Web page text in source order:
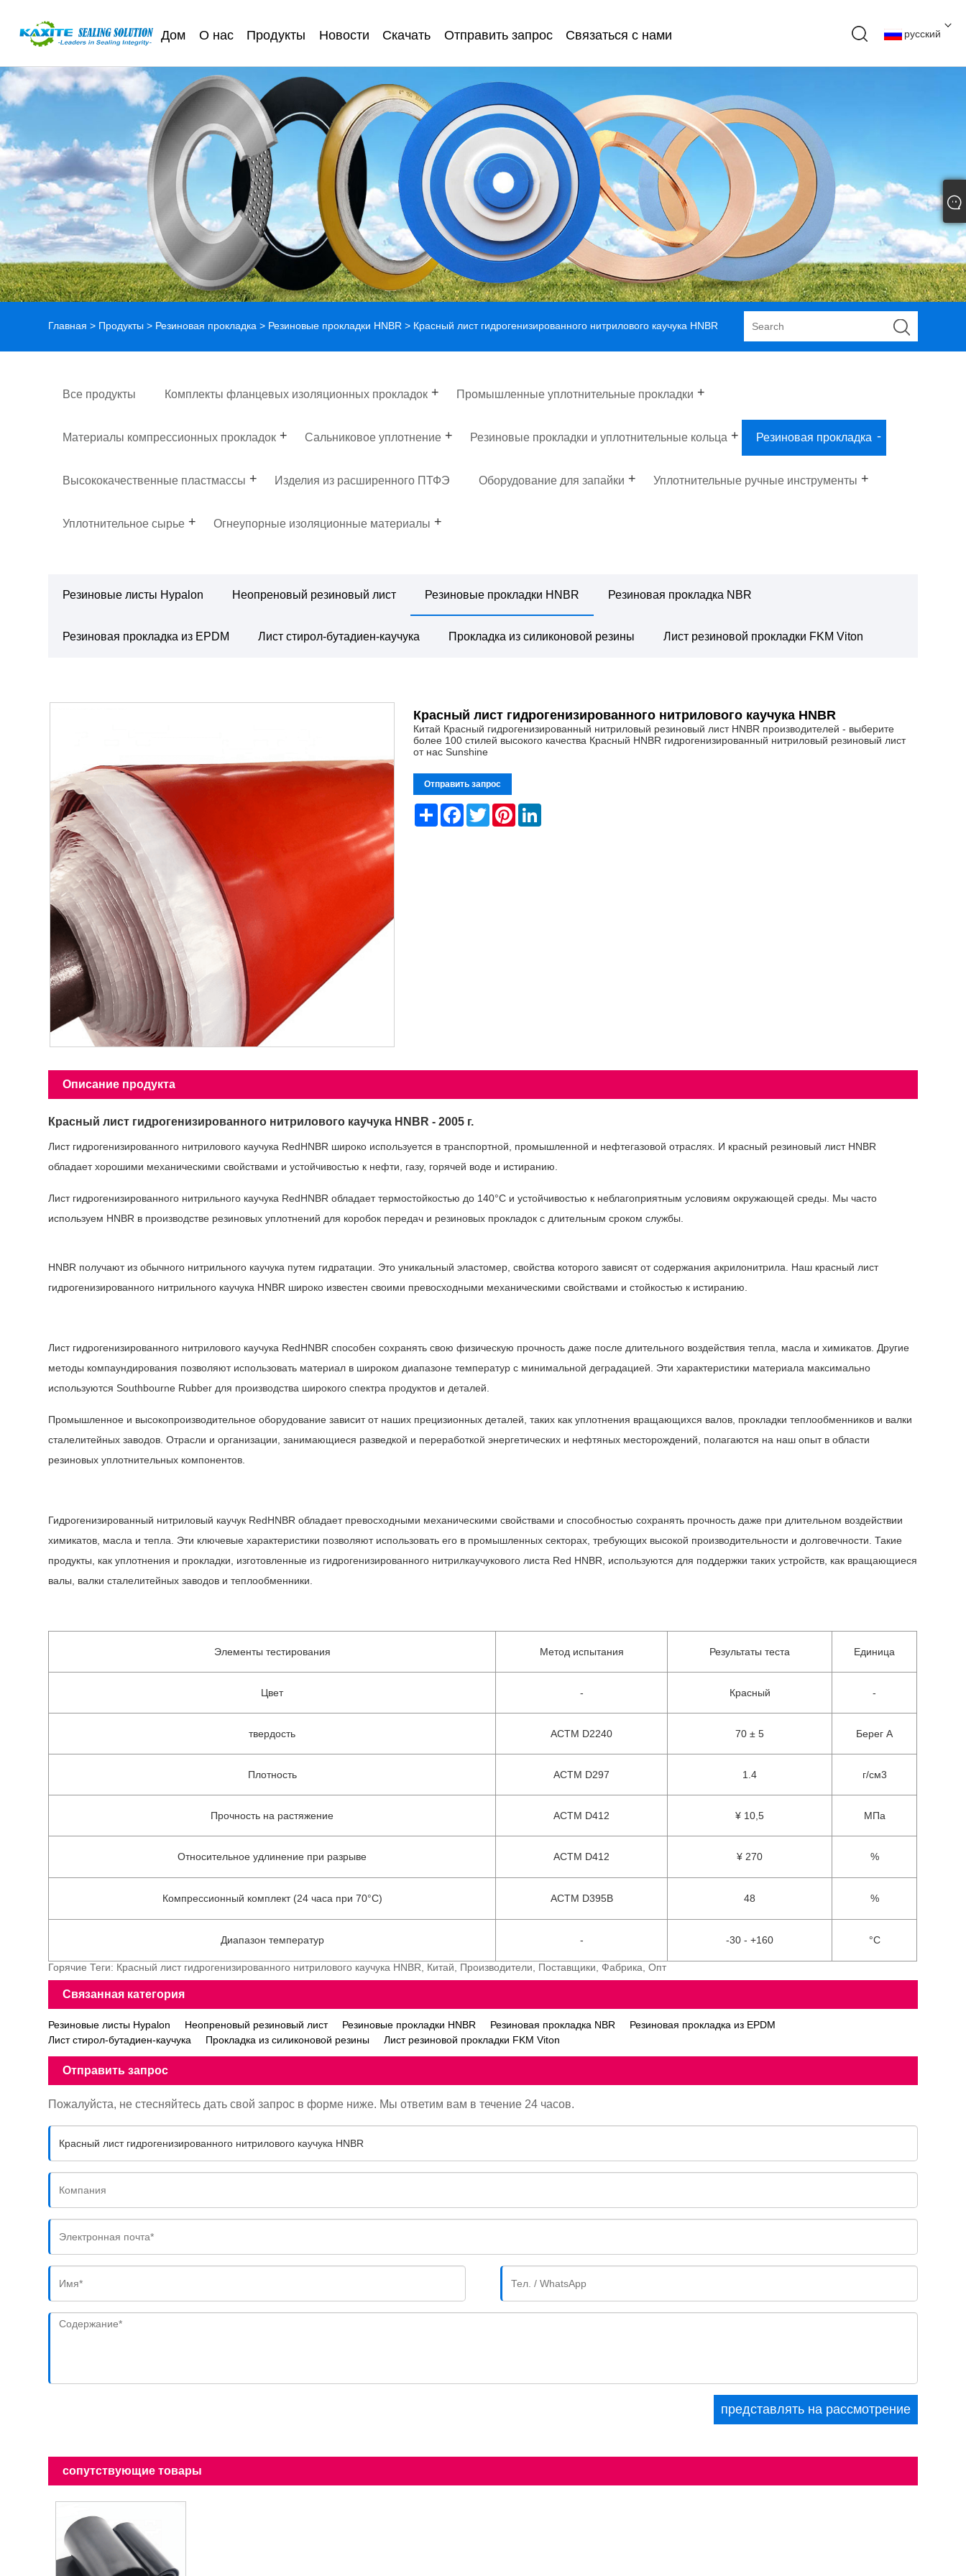
Дом О нас Продукты Новости Скачать Отправить запрос Связаться с нами русский
Главная > Продукты > Резиновая прокладка > Резиновые прокладки HNBR > Красный лист гидрогенизированного нитрилового каучука HNBR
Все продукты Комплекты фланцевых изоляционных прокладок Промышленные уплотнительные прокладки
Материалы компрессионных прокладок Сальниковое уплотнение Резиновые прокладки и уплотнительные кольца Резиновая прокладка
Высококачественные пластмассы Изделия из расширенного ПТФЭ Оборудование для запайки Уплотнительные ручные инструменты
Уплотнительное сырье Огнеупорные изоляционные материалы
Резиновые листы Hypalon Неопреновый резиновый лист Резиновые прокладки HNBR Резиновая прокладка NBR
Резиновая прокладка из EPDM Лист стирол-бутадиен-каучука Прокладка из силиконовой резины Лист резиновой прокладки FKM Viton
Красный лист гидрогенизированного нитрилового каучука HNBR
Китай Красный гидрогенизированный нитриловый резиновый лист HNBR производителей - выберите
более 100 стилей высокого качества Красный HNBR гидрогенизированный нитриловый резиновый лист
от нас Sunshine
Отправить запрос
Share Facebook
TwitterPinterest
Описание продукта
Красный лист гидрогенизированного нитрилового каучука HNBR - 2005 г.
Лист гидрогенизированного нитрилового каучука RedHNBR широко используется в транспортной, промышленной и нефтегазовой отраслях. И красный резиновый лист HNBR
обладает хорошими механическими свойствами и устойчивостью к нефти, газу, горячей воде и истиранию.
Лист гидрогенизированного нитрильного каучука RedHNBR обладает термостойкостью до 140°C и устойчивостью к неблагоприятным условиям окружающей среды. Мы часто
используем HNBR в производстве резиновых уплотнений для коробок передач и резиновых прокладок с длительным сроком службы.
HNBR получают из обычного нитрильного каучука путем гидратации. Это уникальный эластомер, свойства которого зависят от содержания акрилонитрила. Наш красный лист
гидрогенизированного нитрильного каучука HNBR широко известен своими превосходными механическими свойствами и стойкостью к истиранию.
Лист гидрогенизированного нитрилового каучука RedHNBR способен сохранять свою физическую прочность даже после длительного воздействия тепла, масла и химикатов. Другие
методы компаундирования позволяют использовать материал в широком диапазоне температур с минимальной деградацией. Эти характеристики материала максимально
используются Southbourne Rubber для производства широкого спектра продуктов и деталей.
Промышленное и высокопроизводительное оборудование зависит от наших прецизионных деталей, таких как уплотнения вращающихся валов, прокладки теплообменников и валки
сталелитейных заводов. Отрасли и организации, занимающиеся разведкой и переработкой энергетических и нефтяных месторождений, полагаются на наш опыт в области
резиновых уплотнительных компонентов.
Гидрогенизированный нитриловый каучук RedHNBR обладает превосходными механическими свойствами и способностью сохранять прочность даже при длительном воздействии
химикатов, масла и тепла. Эти ключевые характеристики позволяют использовать его в промышленных секторах, требующих высокой производительности и долговечности. Такие
продукты, как уплотнения и прокладки, изготовленные из гидрогенизированного нитрилкаучукового листа Red HNBR, используются для поддержки таких устройств, как вращающиеся
валы, валки сталелитейных заводов и теплообменники.
Элементы тестирования Метод испытания Результаты теста Единица
Цвет - Красный -
твердость АСТМ D2240 70 ± 5 Берег А
Плотность АСТМ D297 1.4 г/см3
Прочность на растяжение АСТМ D412 ¥ 10,5 МПа
Относительное удлинение при разрыве АСТМ D412 ¥ 270 %
Компрессионный комплект (24 часа при 70°C) АСТМ D395B 48 %
Диапазон температур - -30 - +160 °С
Горячие Теги: Красный лист гидрогенизированного нитрилового каучука HNBR, Китай, Производители, Поставщики, Фабрика, Опт
Связанная категория
Резиновые листы Hypalon Неопреновый резиновый лист Резиновые прокладки HNBR Резиновая прокладка NBR
Резиновая прокладка из EPDM
Лист стирол-бутадиен-каучука
Прокладка из силиконовой резины Лист резиновой прокладки FKM Viton
Отправить запрос
Пожалуйста, не стесняйтесь дать свой запрос в форме ниже. Мы ответим вам в течение 24 часов.
сопутствующие товары